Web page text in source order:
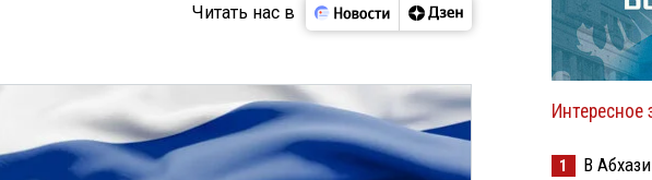
Читать нас в
Интересное
1
В